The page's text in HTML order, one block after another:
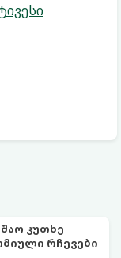
კუთხე
რჩევები